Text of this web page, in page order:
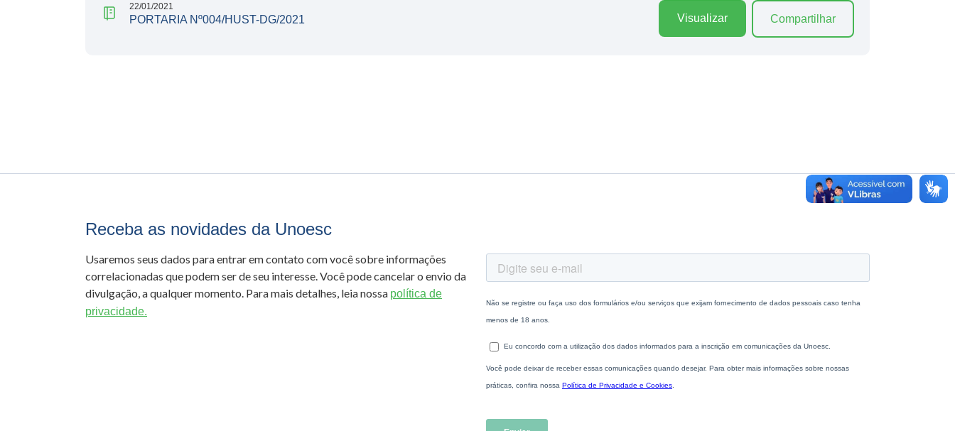
22/01/2021
PORTARIA Nº004/HUST-DG/2021 Visualizar Compartilhar
Receba as novidades da Unoesc
Usaremos seus dados para entrar em contato com você sobre informações
correlacionadas que podem ser de seu interesse. Você pode cancelar o envio da
divulgação, a qualquer momento. Para mais detalhes, leia nossa política de
privacidade.